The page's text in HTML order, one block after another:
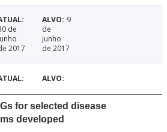
de
2017
9
de
junho
de 2017
for selected disease
developed